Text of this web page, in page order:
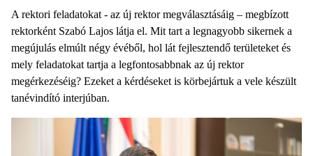
A rektori feladatokat - az új rektor megválasztásáig – megbízott
rektorként Szabó Lajos látja el. Mit tart a legnagyobb sikernek a
megújulás elmúlt négy évéből, hol lát fejlesztendő területeket és
mely feladatokat tartja a legfontosabbnak az új rektor
megérkezéséig? Ezeket a kérdéseket is körbejártuk a vele készült
tanévindító interjúban.